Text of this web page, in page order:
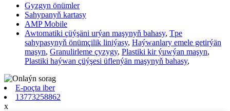
Gyzgyn önümler
Sahypanyň kartasy
AMP Mobile
Awtomatiki çüýşäni urýan maşynyň bahasy, Tpe
sahypasynyň önümçilik liniýasy, Haýwanlary emele getirýän
maşyn, Granulirleme çyzygy, Plastiki kir ýuwýan maşyn,
Plastiki haýwan çüýşesi üflenýän maşynyň bahasy,
E-poçta iber
13773258862
x